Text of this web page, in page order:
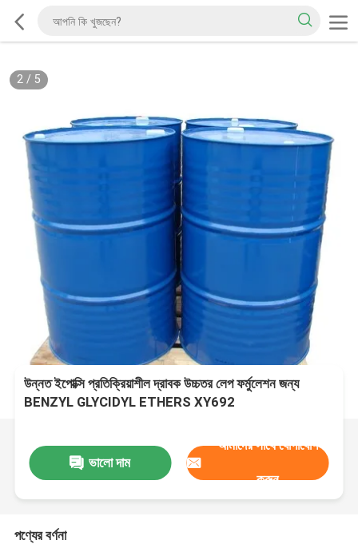
2/ 5
উন্নত ইপোক্সি প্রতিক্রিয়াশীল দ্রাবক উচ্চতর লেপ ফর্মুলেশন জন্য
BENZYL GLYCIDYL ETHERS XY692
ভালো দাম
আমাদের সাথে যোগাযোগ
করুন
পণ্যের বর্ণনা